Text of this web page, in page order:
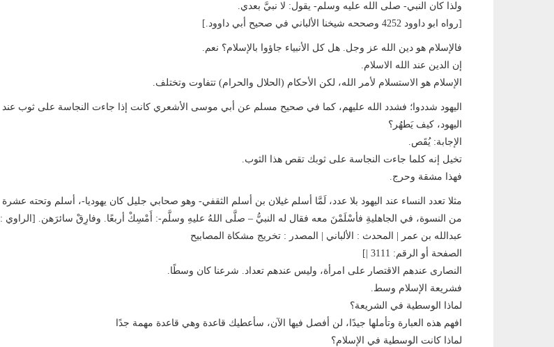
ولذا كان النبي- صلى الله عليه وسلم- يقول: لا نبيَّ بعدي.
[رواه ابو داوود 4252 وصححه شيخنا الألباني في صحيح أبي داوود.]
فالإسلام هو دين الله عز وجل. هل كل الأنبياء جاؤوا بالإسلام؟ نعم.
إن الدين عند الله الاسلام.
الإسلام هو الاستسلام لأمر الله، لكن الأحكام (الحلال والحرام) تتفاوت وتختلف.
اليهود شددوا؛ فشدد الله عليهم، كما في صحيح مسلم عن أبي موسى الأشعري كانت إذا جاءت النجاسة على ثوب عند
اليهود، كيف يَطهُر؟
الإجابة: يُقَص.
تخيل إنه كلما جاءت النجاسة على ثوبك تقص هذا الثوب.
فهذا مشقة وحرج.
مثلا تعدد النساء عند اليهود بلا عدد، لَمَّا أسلم غيلان بن أسلم الثقفي- وهو صحابي جليل كان يهوديا-، أسلم وتحته عشرة
من النسوة، في الجاهليةِ فأسْلَمْنَ معه فقال له النبيُّ – صلَّى اللهُ عليهِ وسلَّم-: أَمْسِكْ أربعًا. وفارِقْ سائرَهن. [الراوي :
عبدالله بن عمر | المحدث : الألباني | المصدر : تخريج مشكاة المصابيح
الصفحة أو الرقم: 3111 |]
النصارى عندهم الاقتصار على امرأة، وليس عندهم تعداد. شرعنا كان وسطًا.
فشريعة الإسلام وسط.
لماذا الوسطية في الشريعة؟
افهم هذه العبارة وتأملها جيدًا، لن أفصل فيها الآن، سأعطيك قاعدة وهي قاعدة مهمة جدًا
لماذا كانت الوسطية في الإسلام؟